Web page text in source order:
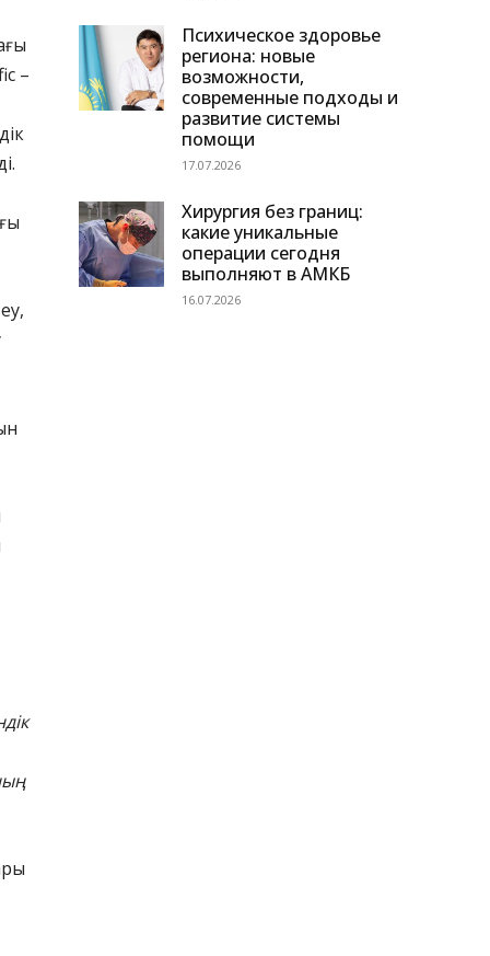
–
Психическое здоровье
региона: новые
возможности,
современные подходы и
развитие системы
помощи
17.07.2026
Хирургия без границ:
какие уникальные
операции сегодня
выполняют в АМКБ
16.07.2026